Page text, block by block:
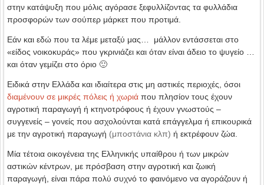
στην κατάψυξη που μόλις αγόρασε ξεφυλλίζοντας τα φυλλάδια
προσφορών των σούπερ μάρκετ που προτιμά.
Εάν και εδώ που τα λέμε μεταξύ μας… μάλλον εντάσσεται στο
«είδος νοικοκυράς» που γκρινιάζει και όταν είναι άδειο το ψυγείο …
και όταν γεμίζει στο όριο 🙂
Ειδικά στην Ελλάδα και ιδιαίτερα στις μη αστικές περιοχές, όσοι
διαμένουν σε μικρές πόλεις ή χωριά που πλησίον τους έχουν
αγροτική παραγωγή ή κτηνοτρόφους ή έχουν γνωστούς –
συγγενείς – γονείς που ασχολούνται κατά επάγγελμα ή επικουρικά
με την αγροτική παραγωγή (μποστάνια κλπ) ή εκτρέφουν ζώα.
Μία τέτοια οικογένεια της Ελληνικής υπαίθρου ή των μικρών
αστικών κέντρων, με πρόσβαση στην αγροτική και ζωική
παραγωγή, είναι πάρα πολύ συχνό το φαινόμενο να αγοράζουν ή